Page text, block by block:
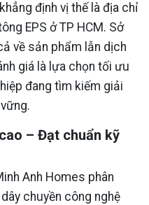
định vị thế là địa chỉ
EPS ở TP HCM. Sở
về sản phẩm lẫn dịch
giá là lựa chọn tối ưu
đang tìm kiếm giải
– Đạt chuẩn kỹ
Anh Homes phân
chuyền công nghệ